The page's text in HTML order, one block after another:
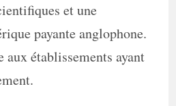
et une
payante anglophone.
aux établissements ayant